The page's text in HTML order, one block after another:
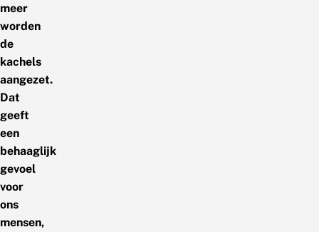
meer
worden
de
kachels
aangezet.
Dat
geeft
een
behaaglijk
gevoel
voor
ons
mensen,